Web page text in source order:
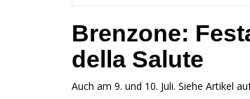
Brenzone:
della Salute
Auch am 9. und 10. Juli. Siehe Artikel